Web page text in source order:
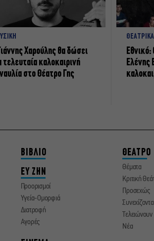
Χαρούλης θα δώσει
τελευταία καλοκαιρινή
στο Θέατρο Γης
Ελένης
ΒΙΒΛΙΟ
ΕΥ ΖΗΝ
Προορισμοί
Υγεία-Ομορφιά
Διατροφή
Αγορές
ΘΕΑΤΡΟ
Θέματα
Κριτική
Προσεχώς
Νέα